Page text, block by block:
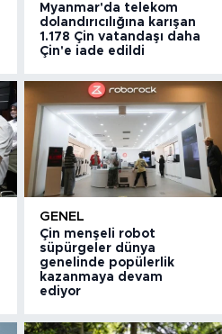
Myanmar'da telekom
dolandırıcılığına karışan
1.178 Çin vatandaşı daha
Çin'e iade edildi
GENEL
Çin menşeli robot
süpürgeler dünya
genelinde popülerlik
kazanmaya devam
ediyor